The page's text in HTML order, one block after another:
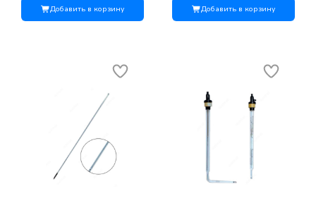
Добавить в корзину Добавить в корзину